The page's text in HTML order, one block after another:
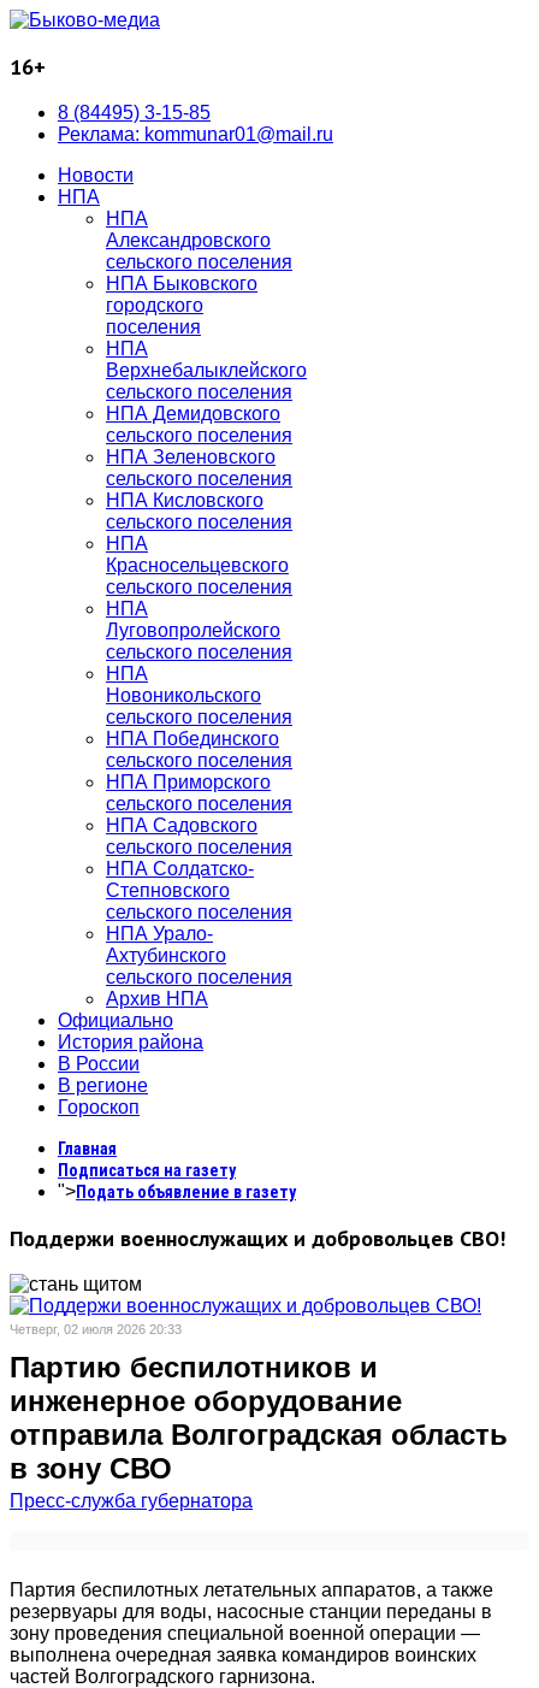
16+
8 (84495) 3-15-85
Реклама: kommunar01@mail.ru
Новости
НПА
НПА
Александровского
сельского поселения
НПА Быковского
городского
поселения
НПА
Верхнебалыклейского
сельского поселения
НПА Демидовского
сельского поселения
НПА Зеленовского
сельского поселения
НПА Кисловского
сельского поселения
НПА
Красносельцевского
сельского поселения
НПА
Луговопролейского
сельского поселения
НПА
Новоникольского
сельского поселения
НПА Побединского
сельского поселения
НПА Приморского
сельского поселения
НПА Садовского
сельского поселения
НПА Солдатско-
Степновского
сельского поселения
НПА Урало-
Ахтубинского
сельского поселения
Архив НПА
Официально
История района
В России
В регионе
Гороскоп
Главная
Подписаться на газету
">Подать объявление в газету
Поддержи военнослужащих и добровольцев СВО!
Четверг, 02 июля 2026 20:33
Партию беспилотников и
инженерное оборудование
отправила Волгоградская область
в зону СВО
Пресс-служба губернатора
Партия беспилотных летательных аппаратов, а также
резервуары для воды, насосные станции переданы в
зону проведения специальной военной операции —
выполнена очередная заявка командиров воинских
частей Волгоградского гарнизона.